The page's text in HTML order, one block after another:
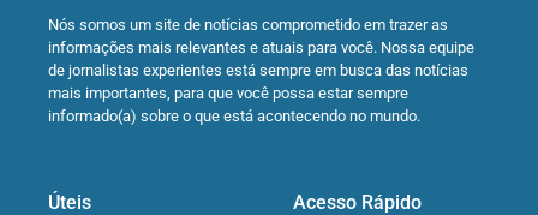
Nós somos um site de notícias comprometido em trazer as
informações mais relevantes e atuais para você. Nossa equipe
de jornalistas experientes está sempre em busca das notícias
mais importantes, para que você possa estar sempre
informado(a) sobre o que está acontecendo no mundo.
Úteis Acesso Rápido